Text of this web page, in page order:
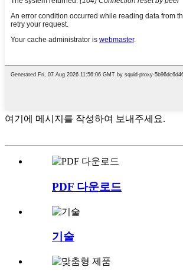
여기에 메시지를 작성하여 보내주세요.
PDF 다운로드
기술